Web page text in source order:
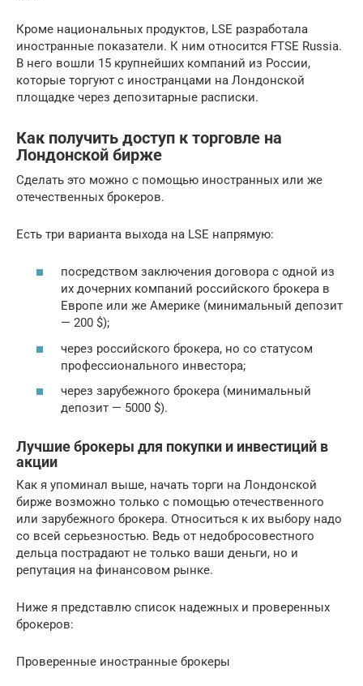
Кроме национальных продуктов, LSE разработала
иностранные показатели. К ним относится FTSE Russia.
В него вошли 15 крупнейших компаний из России,
которые торгуют с иностранцами на Лондонской
площадке через депозитарные расписки.
Как получить доступ к торговле на
Лондонской бирже
Сделать это можно с помощью иностранных или же
отечественных брокеров.
Есть три варианта выхода на LSE напрямую:
посредством заключения договора с одной из
их дочерних компаний российского брокера в
Европе или же Америке (минимальный депозит
— 200 $);
через российского брокера, но со статусом
профессионального инвестора;
через зарубежного брокера (минимальный
депозит — 5000 $).
Лучшие брокеры для покупки и инвестиций в
акции
Как я упоминал выше, начать торги на Лондонской
бирже возможно только с помощью отечественного
или зарубежного брокера. Относиться к их выбору надо
со всей серьезностью. Ведь от недобросовестного
дельца пострадают не только ваши деньги, но и
репутация на финансовом рынке.
Ниже я представлю список надежных и проверенных
брокеров:
Проверенные иностранные брокеры